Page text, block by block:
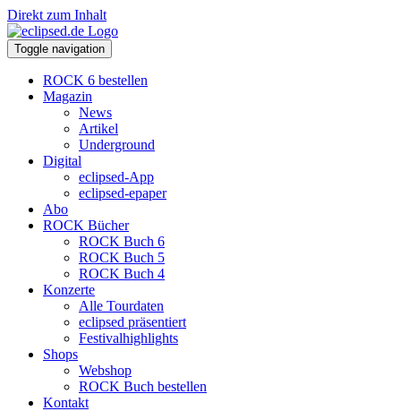
Direkt zum Inhalt
Toggle navigation
ROCK 6 bestellen
Magazin
News
Artikel
Underground
Digital
eclipsed-App
eclipsed-epaper
Abo
ROCK Bücher
ROCK Buch 6
ROCK Buch 5
ROCK Buch 4
Konzerte
Alle Tourdaten
eclipsed präsentiert
Festivalhighlights
Shops
Webshop
ROCK Buch bestellen
Kontakt